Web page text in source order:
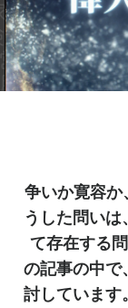
争いか寛容
うした問い
て存在する
の記事の中で
討しています